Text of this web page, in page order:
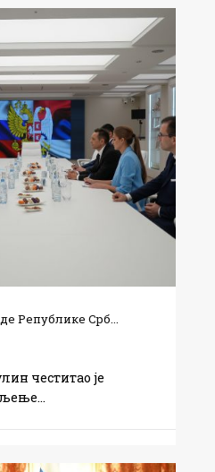
Републике Срб...
честитао је